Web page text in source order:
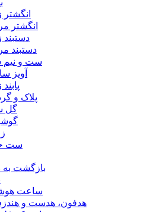
انگشتر
انگشتر
دستبند
دستبند
ست و
آویز
پابند
پلاک و
گل
ست
بازگشت به
ساعت
هدفون، هدست و